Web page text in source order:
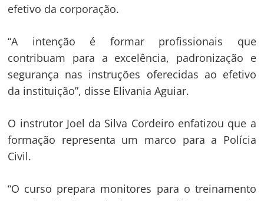
efetivo da corporação.
“A intenção é formar profissionais que
contribuam para a excelência, padronização e
segurança nas instruções oferecidas ao efetivo
da instituição”, disse Elivania Aguiar.
O instrutor Joel da Silva Cordeiro enfatizou que a
formação representa um marco para a Polícia
Civil.
“O curso prepara monitores para o treinamento
Navegação
de